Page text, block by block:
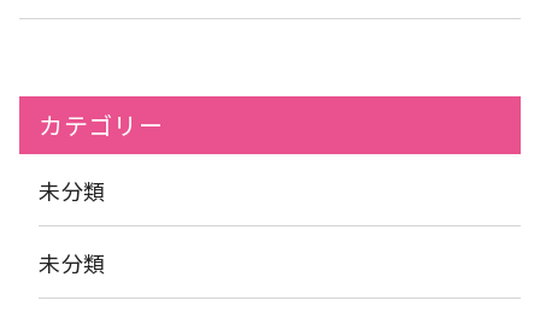
ッピングを行っています。 皆さん、満面の笑みで召し上がられて
いました。 さて、そのご様子です。 さて、
９月は一体どんな行事が待っているのでしょうか？ こうご期待で
す♪♪
カテゴリー
未分類
未分類